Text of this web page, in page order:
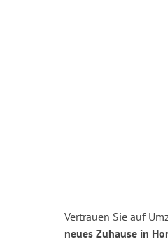
Vertrauen Sie auf
neues Zuhause in